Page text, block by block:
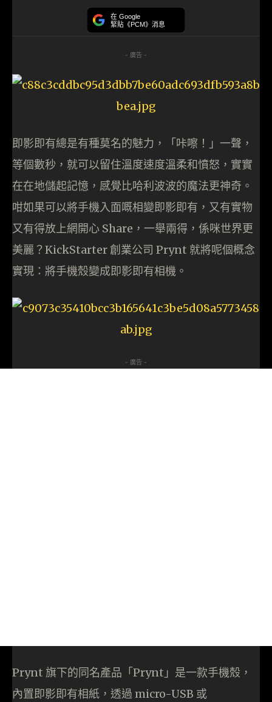
在 Google
緊貼《PCM》消息
- 廣告 -
即影即有總是有種莫名的魅力，「咔嚓！」一聲，
等個數秒，就可以留住溫度速度溫柔和憤怒，實實
在在地儲起記憶，感覺比哈利波波的魔法更神奇。
咁如果可以將手機入面嘅相變即影即有，又有實物
又有得放上網開心 Share，一舉兩得，係咪世界更
美麗？KickStarter 創業公司 Prynt 就將呢個概念
實現：將手機殼變成即影即有相機。
- 廣告 -
Prynt 旗下的同名產品「Prynt」是一款手機殼，
內置即影即有相紙，透過 micro-USB 或